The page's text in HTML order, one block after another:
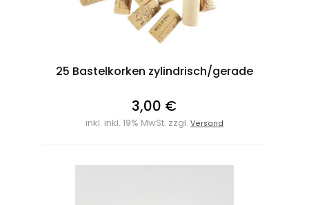
25 Bastelkorken zylindrisch/gerade
3,00 €
inkl. inkl. 19% MwSt. zzgl. Versand